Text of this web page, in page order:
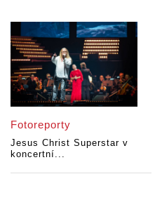
Fotoreporty
Jesus Christ Superstar v
koncertní...